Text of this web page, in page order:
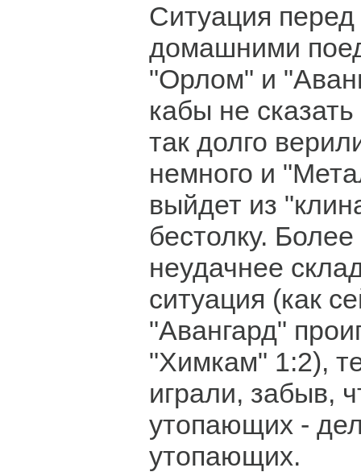
Ситуация
домашними
"Орлом" и
кабы не
так долго
немного и
выйдет из
бестолку.
неудачнее
ситуация (как
"Авангард"
"Химкам" 1:2),
играли, забыв,
утопающих -
утопающих.